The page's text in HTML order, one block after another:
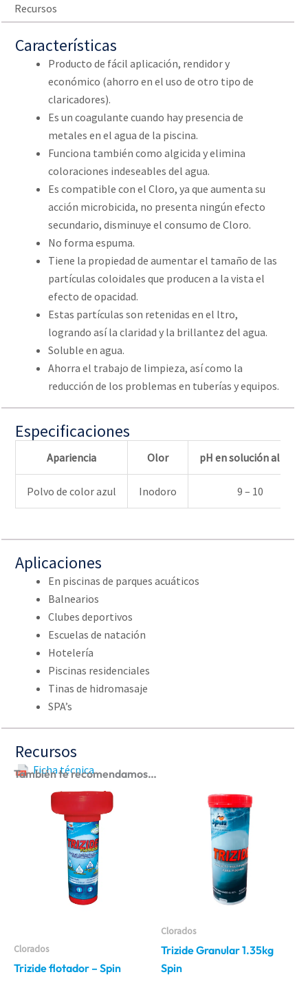
Recursos
Características
Producto de fácil aplicación, rendidor y
económico (ahorro en el uso de otro tipo de
claricadores).
Es un coagulante cuando hay presencia de
metales en el agua de la piscina.
Funciona también como algicida y elimina
coloraciones indeseables del agua.
Es compatible con el Cloro, ya que aumenta su
acción microbicida, no presenta ningún efecto
secundario, disminuye el consumo de Cloro.
No forma espuma.
Tiene la propiedad de aumentar el tamaño de las
partículas coloidales que producen a la vista el
efecto de opacidad.
Estas partículas son retenidas en el ltro,
logrando así la claridad y la brillantez del agua.
Soluble en agua.
Ahorra el trabajo de limpieza, así como la
reducción de los problemas en tuberías y equipos.
Especificaciones
Apariencia Olor pH en solución al 1%|
Polvo de color azul Inodoro 9 – 10
Aplicaciones
En piscinas de parques acuáticos
Balnearios
Clubes deportivos
Escuelas de natación
Hotelería
Piscinas residenciales
Tinas de hidromasaje
SPA’s
Recursos
Ficha técnica
También te recomendamos…
Clorados
Trizide flotador – Spin
Clorados
Trizide Granular 1.35kg
Spin